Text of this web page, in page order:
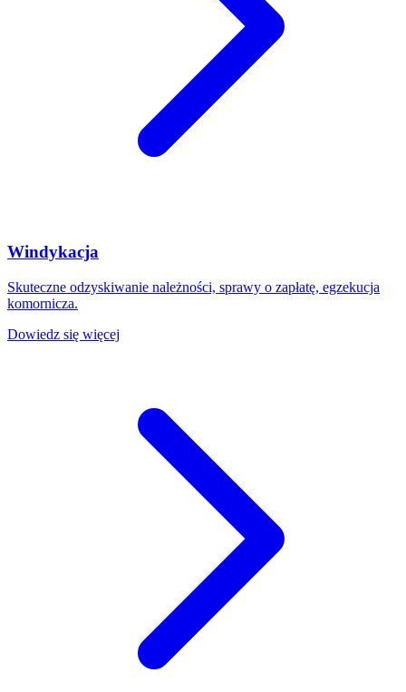
Windykacja
Skuteczne odzyskiwanie należności, sprawy o zapłatę, egzekucja
komornicza.
Dowiedz się więcej